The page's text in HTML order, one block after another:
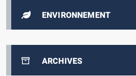
ENVIRONNEMENT
ARCHIVES